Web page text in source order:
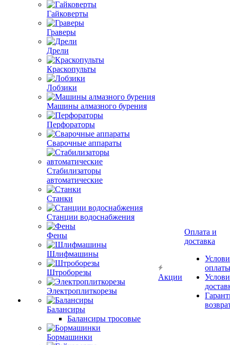
Гайковерты
Граверы
Дрели
Краскопульты
Лобзики
Машины алмазного бурения
Перфораторы
Сварочные аппараты
Стабилизаторы
автоматические
Станки
Станции водоснабжения
Фены
Шлифмашины
Штроборезы
Электроплиткорезы
Балансиры
Балансиры тросовые
Бормашинки
Акции
Оплата и
доставка
оплаты